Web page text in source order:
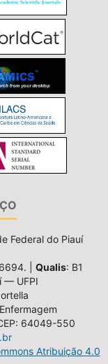
Federal do Piauí
| Qualis: B1
— UFPI
64049-550
Atribuição 4.0